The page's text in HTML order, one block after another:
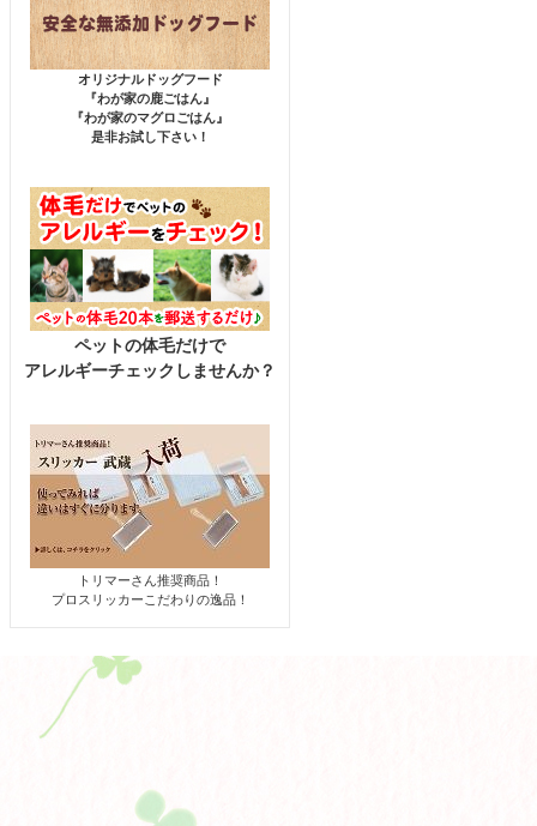
オリジナルドッグフード
『わが家の鹿ごはん』
『わが家のマグロごはん』
是非お試し下さい！
ペットの体毛だけで
アレルギーチェックしませんか？
トリマーさん推奨商品！
プロスリッカーこだわりの逸品！